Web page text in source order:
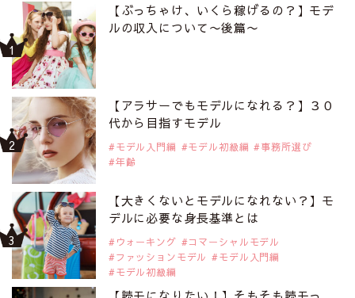
【ぶっちゃけ、いくら稼げるの？】モデ
ルの収入について〜後篇〜
【アラサーでもモデルになれる？】３０
代から目指すモデル
モデル入門編 モデル初級編
事務所選び
年齢
【大きくないとモデルになれない？】モ
デルに必要な身長基準とは
ウォーキング
コマーシャルモデル
ファッションモデル
モデル入門編
モデル初級編